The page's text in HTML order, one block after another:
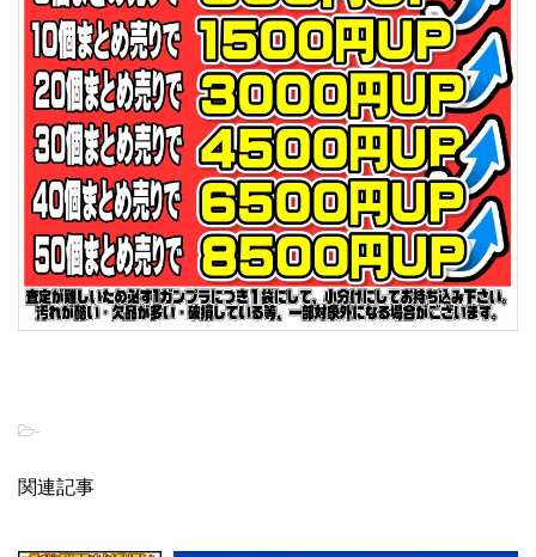
-
関連記事